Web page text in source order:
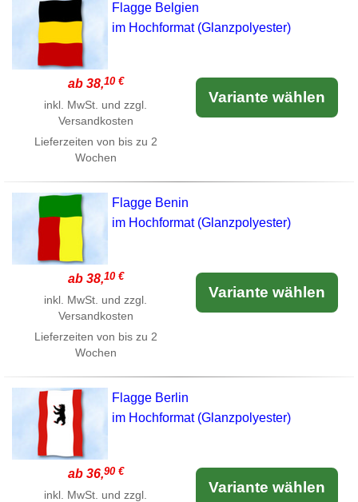
Flagge Belgien
im Hochformat (Glanzpolyester)
ab 38,10 €
inkl. MwSt. und zzgl.
Versandkosten
Lieferzeiten von bis zu 2
Wochen
Variante wählen
Flagge Benin
im Hochformat (Glanzpolyester)
ab 38,10 €
inkl. MwSt. und zzgl.
Versandkosten
Lieferzeiten von bis zu 2
Wochen
Variante wählen
Flagge Berlin
im Hochformat (Glanzpolyester)
ab 36,90 €
inkl. MwSt. und zzgl.
Variante wählen